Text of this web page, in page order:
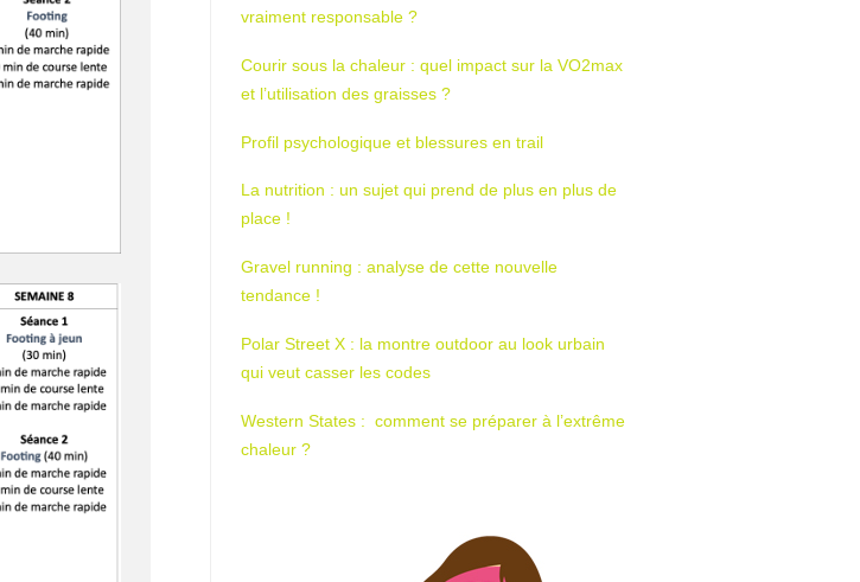
vraiment responsable ?
Courir sous la chaleur : quel impact sur la VO2max
et l’utilisation des graisses ?
Profil psychologique et blessures en trail
La nutrition : un sujet qui prend de plus en plus de
place !
Gravel running : analyse de cette nouvelle
tendance !
Polar Street X : la montre outdoor au look urbain
qui veut casser les codes
Western States : comment se préparer à l’extrême
chaleur ?